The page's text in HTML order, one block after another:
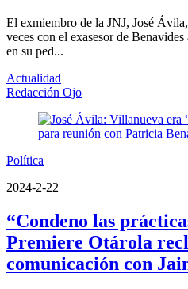
El exmiembro de la JNJ, José
veces con el exasesor de
en su ped...
Actualidad
Redacción Ojo
Política
2024-2-22
“Condeno las
Premiere Otárola
comunicación con